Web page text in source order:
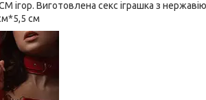
Виготовлена секс іграшка з
см